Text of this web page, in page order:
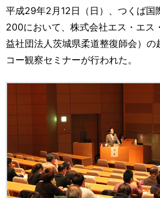
運営元 お問
平成29年2月12日（日）、つくば国
200において、株式会社エス・エス
益社団法人茨城県柔道整復師会）の
コー観察セミナーが行われた。